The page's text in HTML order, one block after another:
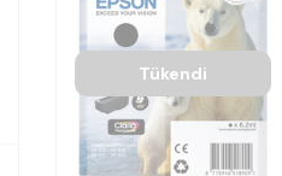
Tükendi